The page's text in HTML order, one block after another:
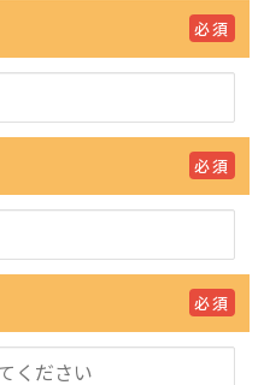
必須
必須
必須